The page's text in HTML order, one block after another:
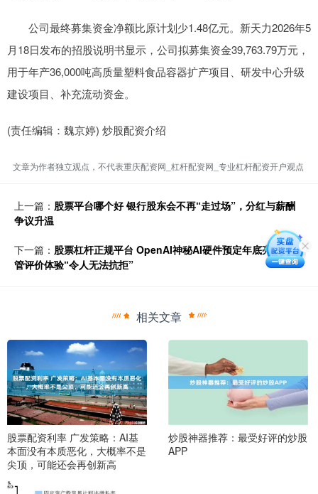
公司最终募集资金净额比原计划少1.48亿元。新天力2026年5
月18日发布的招股说明书显示，公司拟募集资金39,763.79万元，
用于年产36,000吨高质量塑料食品容器扩产项目、研发中心升级
建设项目、补充流动资金。
(责任编辑：魏京婷) 炒股配资介绍
文章为作者独立观点，不代表重庆配资网_杠杆配资网_专业杠杆配资开户观点
上一篇： 股票平台哪个好 银行股东会不再“走过场”，分红与薪酬
争议升温
下一篇： 股票杠杆正规平台 OpenAI神秘AI硬件预定年底亮相 高
管评价体验“令人无法抗拒”
相关文章
股票配资利率 广发策略：AI基
本面没有本质恶化，大概率不是
尖顶，可能还会再创新高
炒股神器推荐：最受好评的炒股
APP